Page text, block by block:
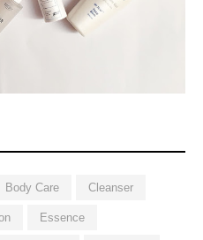
Body Care Cleanser
Essence